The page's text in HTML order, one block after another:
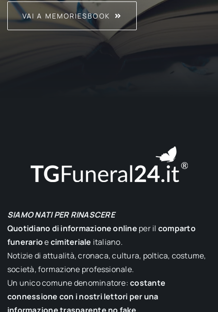
VAI A MEMORIESBOOK
SIAMO NATI PER RINASCERE
Quotidiano di informazione online per il comparto
funerarioecimiteriale italiano.
Notizie di attualità, cronaca, cultura, poltica, costume,
società, formazione professionale.
Un unico comune denominatore:costante
connessione con i nostri lettori per una